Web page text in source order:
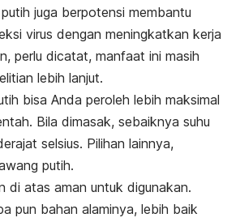
juga berpotensi membantu
virus dengan meningkatkan kerja
perlu dicatat, manfaat ini masih
lebih lanjut.
bisa Anda peroleh lebih maksimal
Bila dimasak, sebaiknya suhu
selsius. Pilihan lainnya,
putih.
di atas aman untuk digunakan.
pun bahan alaminya, lebih baik